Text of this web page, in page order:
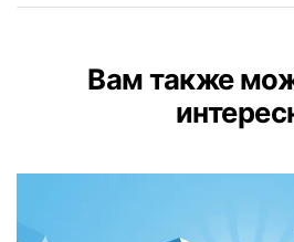
Вам также